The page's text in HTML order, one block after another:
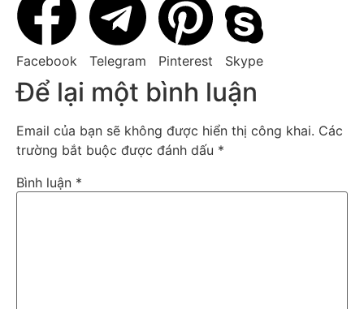
Facebook Telegram Pinterest Skype
Để lại một bình luận
Email của bạn sẽ không được hiển thị công khai. Các
trường bắt buộc được đánh dấu *
Bình luận *